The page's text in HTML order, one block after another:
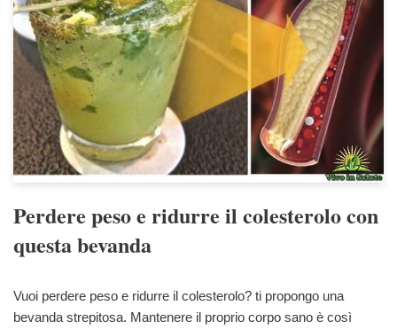
Perdere peso e ridurre il colesterolo con
questa bevanda
Vuoi perdere peso e ridurre il colesterolo? ti propongo una
bevanda strepitosa. Mantenere il proprio corpo sano è così